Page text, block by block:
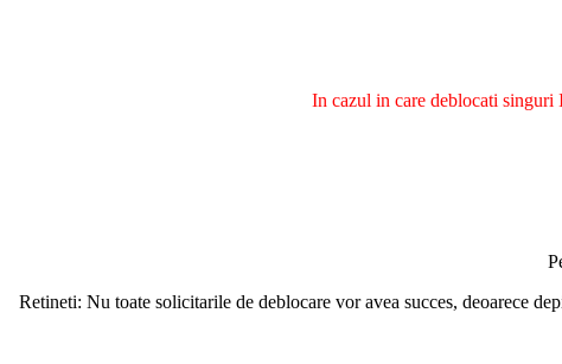
In cazul in care deblocati
Retineti: Nu toate solicitarile de deblocare vor avea succes, deoarece